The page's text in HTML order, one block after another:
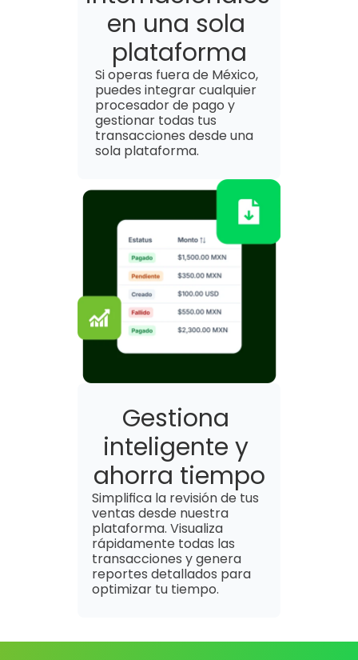
en una sola
plataforma
Si operas fuera de México,
puedes integrar cualquier
procesador de pago y
gestionar todas tus
transacciones desde una
sola plataforma.
Gestiona
inteligente y
ahorra tiempo
Simplifica la revisión de tus
ventas desde nuestra
plataforma. Visualiza
rápidamente todas las
transacciones y genera
reportes detallados para
optimizar tu tiempo.